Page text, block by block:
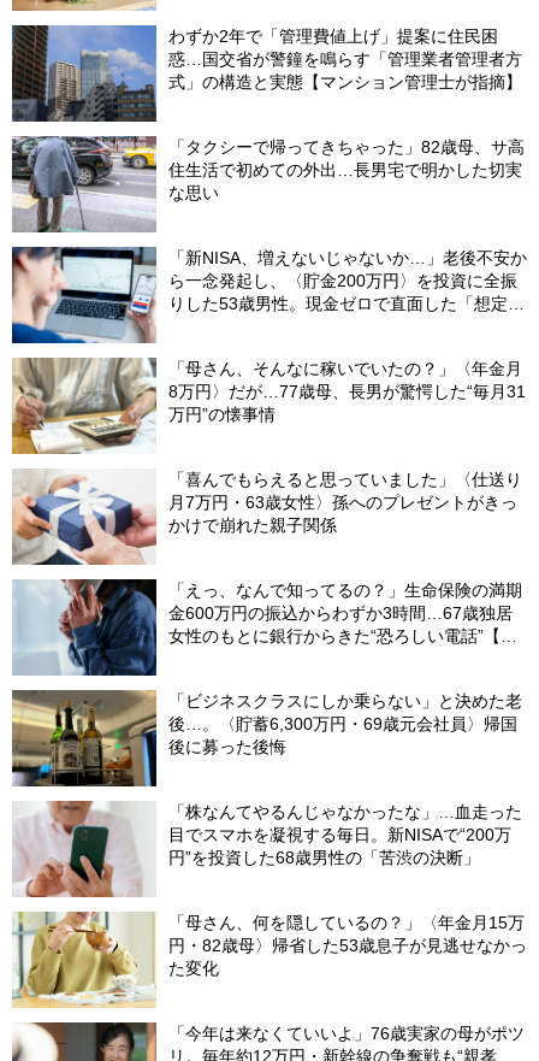
わずか2年で「管理費値上げ」提案に住民困
惑…国交省が警鐘を鳴らす「管理業者管理者方
式」の構造と実態【マンション管理士が指摘】
「タクシーで帰ってきちゃった」82歳母、サ高
住生活で初めての外出…長男宅で明かした切実
な思い
「新NISA、増えないじゃないか…」老後不安か
ら一念発起し、〈貯金200万円〉を投資に全振
りした53歳男性。現金ゼロで直面した「想定外
「母さん、そんなに稼いでいたの？」〈年金月
8万円〉だが…77歳母、長男が驚愕した“毎月31
万円”の懐事情
「喜んでもらえると思っていました」〈仕送り
月7万円・63歳女性〉孫へのプレゼントがきっ
かけで崩れた親子関係
「えっ、なんで知ってるの？」生命保険の満期
金600万円の振込からわずか3時間…67歳独居
女性のもとに銀行からきた“恐ろしい電話”【FP
「ビジネスクラスにしか乗らない」と決めた老
後…。〈貯蓄6,300万円・69歳元会社員〉帰国
後に募った後悔
「株なんてやるんじゃなかったな」…血走った
目でスマホを凝視する毎日。新NISAで“200万
円”を投資した68歳男性の「苦渋の決断」
「母さん、何を隠しているの？」〈年金月15万
円・82歳母〉帰省した53歳息子が見逃せなかっ
た変化
「今年は来なくていいよ」76歳実家の母がポツ
リ。毎年約12万円・新幹線の争奪戦も“親孝